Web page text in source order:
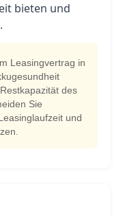
bieten und
Leasingvertrag in
des
Sie
und